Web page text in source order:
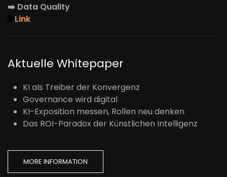
➡️ Data Quality
Link
Aktuelle Whitepaper
KI als Treiber der Konvergenz
Governance wird digital
KI-Exposition messen, Rollen neu denken
Das ROI-Paradox der Künstlichen Intelligenz
MORE INFORMATION